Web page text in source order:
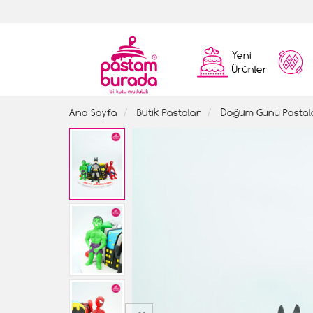
Yeni
Ürünler
Ana Sayfa Butik Pastalar Doğum Günü